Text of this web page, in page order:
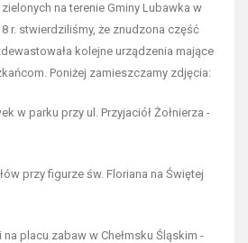
na terenie Gminy Lubawka w
r. stwierdziliśmy, że znudzona część
kolejne urządzenia mające
Poniżej zamieszczamy zdjęcia:
w parku przy ul. Przyjaciół Żołnierza -
przy figurze św. Floriana na Świętej
placu zabaw w Chełmsku Śląskim -